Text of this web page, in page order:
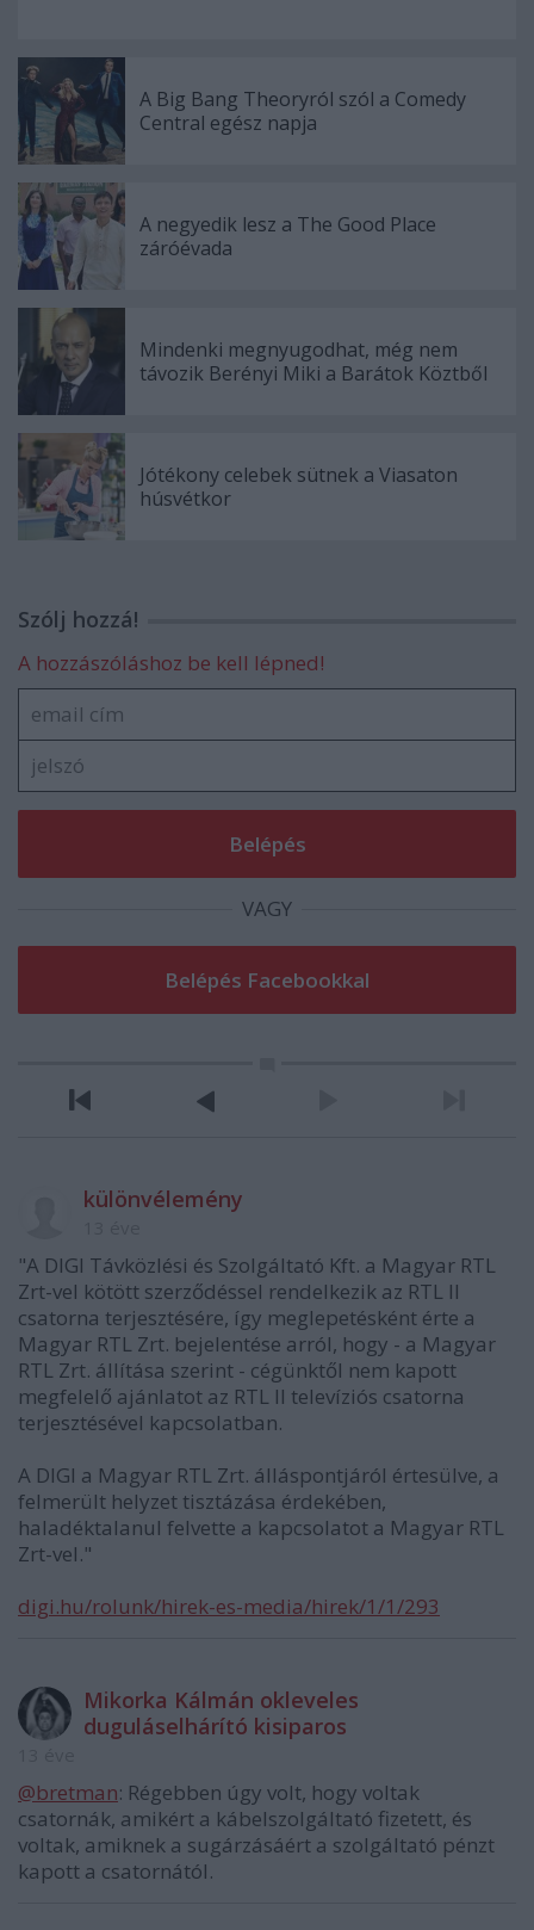
A Big Bang Theoryról szól a Comedy
Central egész napja
A negyedik lesz a The Good Place
záróévada
Mindenki megnyugodhat, még nem
távozik Berényi Miki a Barátok Köztből
Jótékony celebek sütnek a Viasaton
húsvétkor
Szólj hozzá!
A hozzászóláshoz be kell lépned!
VAGY
különvélemény
"A DIGI Távközlési és Szolgáltató Kft. a Magyar RTL
Zrt-vel kötött szerződéssel rendelkezik az RTL II
csatorna terjesztésére, így meglepetésként érte a
Magyar RTL Zrt. bejelentése arról, hogy - a Magyar
RTL Zrt. állítása szerint - cégünktől nem kapott
megfelelő ajánlatot az RTL II televíziós csatorna
terjesztésével kapcsolatban.
A DIGI a Magyar RTL Zrt. álláspontjáról értesülve, a
felmerült helyzet tisztázása érdekében,
haladéktalanul felvette a kapcsolatot a Magyar RTL
Zrt-vel."
digi.hu/rolunk/hirek-es-media/hirek/1/1/293
Mikorka Kálmán okleveles
duguláselhárító kisiparos
@bretman: Régebben úgy volt, hogy voltak
csatornák, amikért a kábelszolgáltató fizetett, és
voltak, amiknek a sugárzásáért a szolgáltató pénzt
kapott a csatornától.